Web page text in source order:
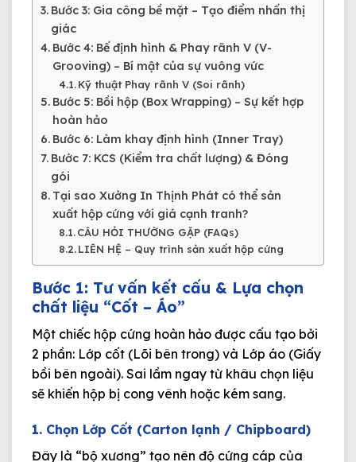
Bước 3: Gia công bề mặt – Tạo điểm nhấn thị
giác
Bước 4: Bế định hình & Phay rãnh V (V-
Grooving) – Bí mật của sự vuông vức
Kỹ thuật Phay rãnh V (Soi rãnh)
Bước 5: Bồi hộp (Box Wrapping) – Sự kết hợp
hoàn hảo
Bước 6: Làm khay định hình (Inner Tray)
Bước 7: KCS (Kiểm tra chất lượng) & Đóng
gói
Tại sao Xưởng In Thịnh Phát có thể sản
xuất hộp cứng với giá cạnh tranh?
CÂU HỎI THƯỜNG GẶP (FAQs)
LIÊN HỆ – Quy trình sản xuất hộp cứng
Bước 1: Tư vấn kết cấu & Lựa chọn
chất liệu “Cốt – Áo”
Một chiếc hộp cứng hoàn hảo được cấu tạo bởi
2 phần: Lớp cốt (Lõi bên trong) và Lớp áo (Giấy
bồi bên ngoài). Sai lầm ngay từ khâu chọn liệu
sẽ khiến hộp bị cong vênh hoặc kém sang.
1. Chọn Lớp Cốt (Carton lạnh / Chipboard)
Đây là “bộ xương” tạo nên độ cứng cáp của